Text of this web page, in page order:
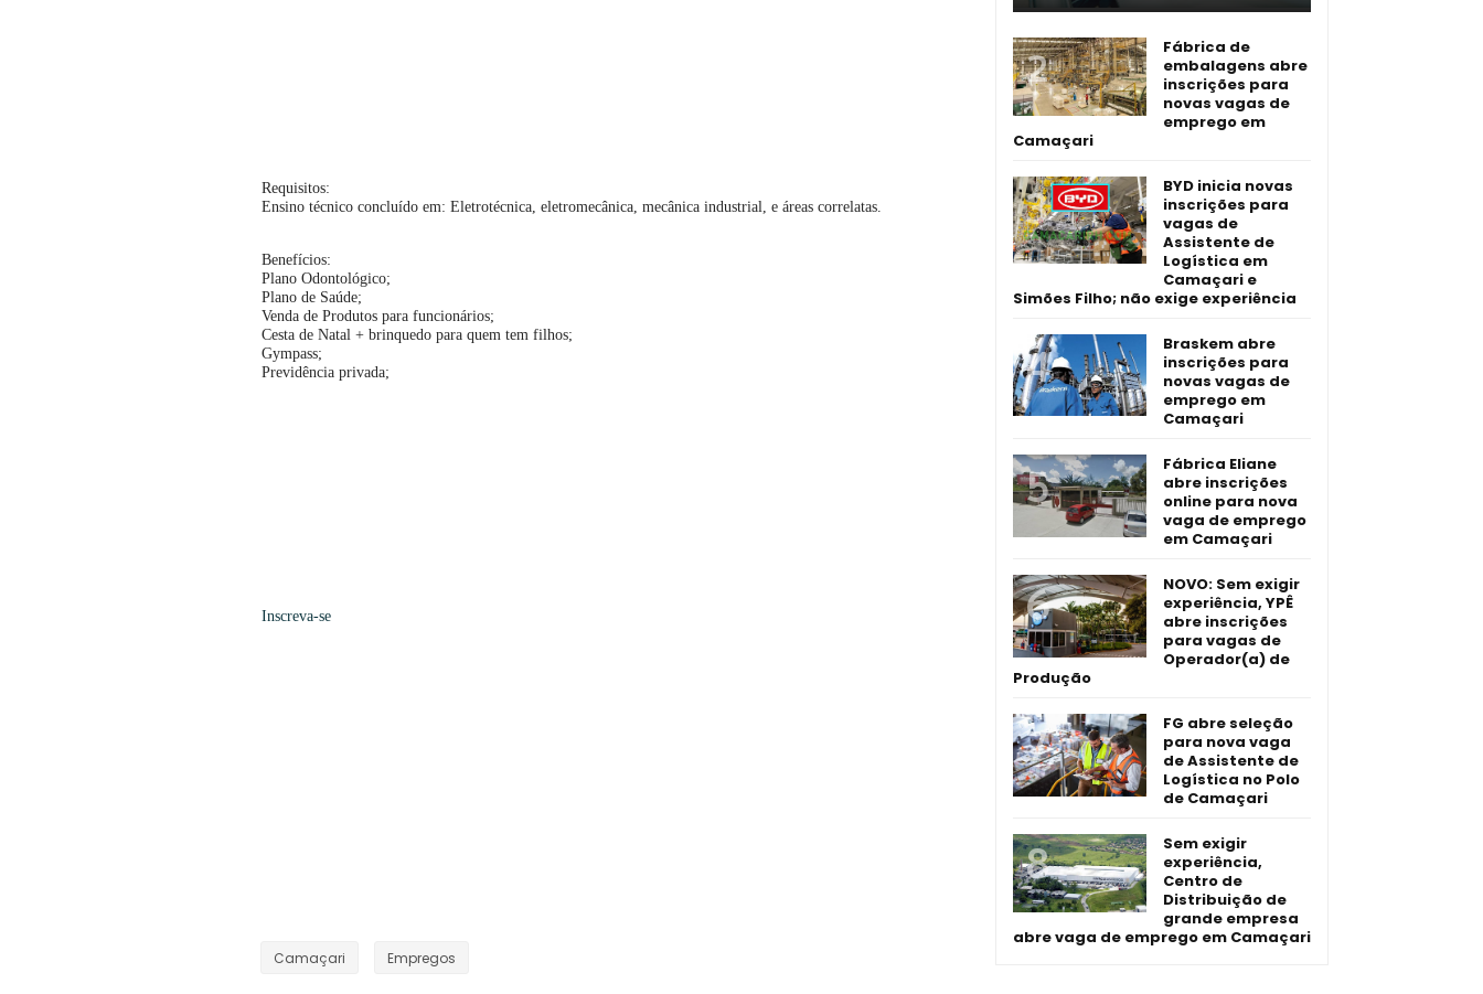
Requisitos:
Ensino técnico concluído em: Eletrotécnica, eletromecânica, mecânica industrial, e áreas correlatas.
Benefícios:
Plano Odontológico;
Plano de Saúde;
Venda de Produtos para funcionários;
Cesta de Natal + brinquedo para quem tem filhos;
Gympass;
Previdência privada;
Inscreva-se
Camaçari Empregos
Fábrica de
embalagens abre
inscrições para
novas vagas de
emprego em
Camaçari
BYD inicia novas
inscrições para
vagas de
Assistente de
Logística em
Camaçari e
Simões Filho; não exige experiência
Braskem abre
inscrições para
novas vagas de
emprego em
Camaçari
Fábrica Eliane
abre inscrições
online para nova
vaga de emprego
em Camaçari
NOVO: Sem exigir
experiência, YPÊ
abre inscrições
para vagas de
Operador(a) de
Produção
FG abre seleção
para nova vaga
de Assistente de
Logística no Polo
de Camaçari
Sem exigir
experiência,
Centro de
Distribuição de
grande empresa
abre vaga de emprego em Camaçari